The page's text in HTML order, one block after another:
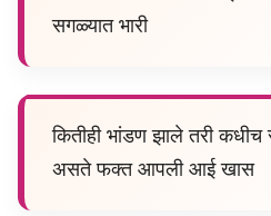
सगळ्यात भारी
कितीही भांडण झाले तरी कधीच
असते फक्त आपली आई खास